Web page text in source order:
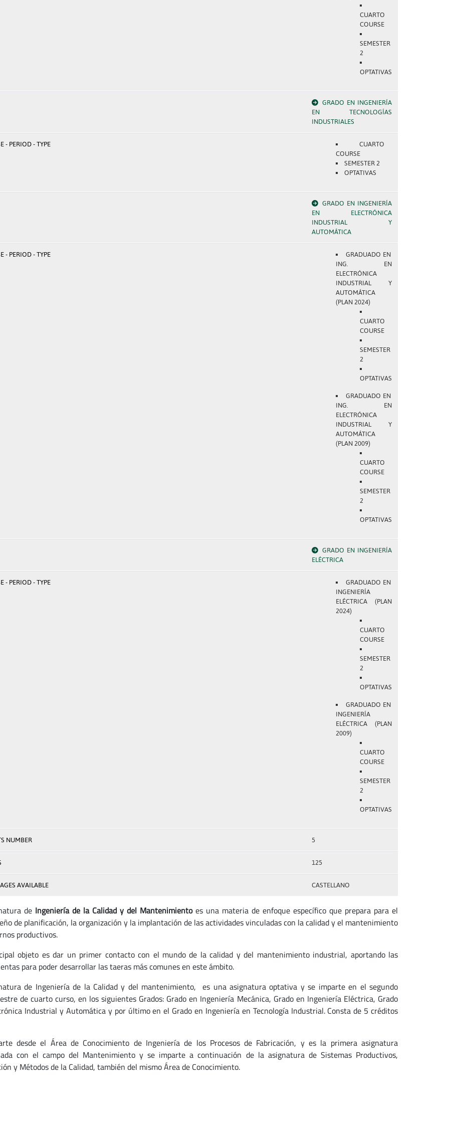
CUARTO
COURSE
SEMESTER
2
OPTATIVAS
GRADO EN INGENIERÍA
EN TECNOLOGÍAS
INDUSTRIALES
- PERIOD - TYPE
CUARTO
COURSE
SEMESTER 2
OPTATIVAS
GRADO EN INGENIERÍA
EN ELECTRÓNICA
INDUSTRIAL Y
AUTOMÁTICA
- PERIOD - TYPE
GRADUADO EN
ING. EN
ELECTRÓNICA
INDUSTRIAL Y
AUTOMÁTICA
(PLAN 2024)
CUARTO
COURSE
SEMESTER
2
OPTATIVAS
GRADUADO EN
ING. EN
ELECTRÓNICA
INDUSTRIAL Y
AUTOMÁTICA
(PLAN 2009)
CUARTO
COURSE
SEMESTER
2
OPTATIVAS
GRADO EN INGENIERÍA
ELÉCTRICA
- PERIOD - TYPE
GRADUADO EN
INGENIERÍA
ELÉCTRICA (PLAN
2024)
CUARTO
COURSE
SEMESTER
2
OPTATIVAS
GRADUADO EN
INGENIERÍA
ELÉCTRICA (PLAN
2009)
CUARTO
COURSE
SEMESTER
2
OPTATIVAS
NUMBER 5
125
AVAILABLE CASTELLANO
de Ingeniería de la Calidad y del Mantenimiento es una materia de enfoque específico que prepara para el
de planificación, la organización y la implantación de las actividades vinculadas con la calidad y el mantenimiento
productivos.
objeto es dar un primer contacto con el mundo de la calidad y del mantenimiento industrial, aportando las
para poder desarrollar las taeras más comunes en este ámbito.
de Ingeniería de la Calidad y del mantenimiento, es una asignatura optativa y se imparte en el segundo
de cuarto curso, en los siguientes Grados: Grado en Ingeniería Mecánica, Grado en Ingeniería Eléctrica, Grado
Industrial y Automática y por último en el Grado en Ingeniería en Tecnología Industrial. Consta de 5 créditos
desde el Área de Conocimiento de Ingeniería de los Procesos de Fabricación, y es la primera asignatura
con el campo del Mantenimiento y se imparte a continuación de la asignatura de Sistemas Productivos,
y Métodos de la Calidad, también del mismo Área de Conocimiento.